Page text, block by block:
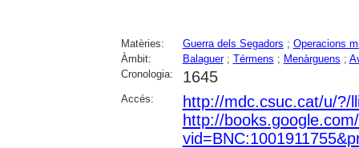
Matèries: Guerra dels Segadors ; Operacions
Àmbit:
Balaguer; Térmens ; Menàrguens ;
Cronologia:
1645
Accés:
http://mdc.csuc.cat/u/?/
http://